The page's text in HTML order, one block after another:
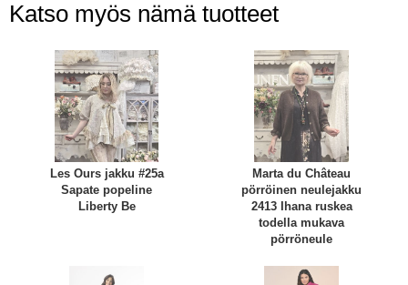
Katso myös nämä tuotteet
Les Ours jakku #25a
Sapate popeline
Liberty Be
Marta du Château
pörröinen neulejakku
2413 Ihana ruskea
todella mukava
pörröneule